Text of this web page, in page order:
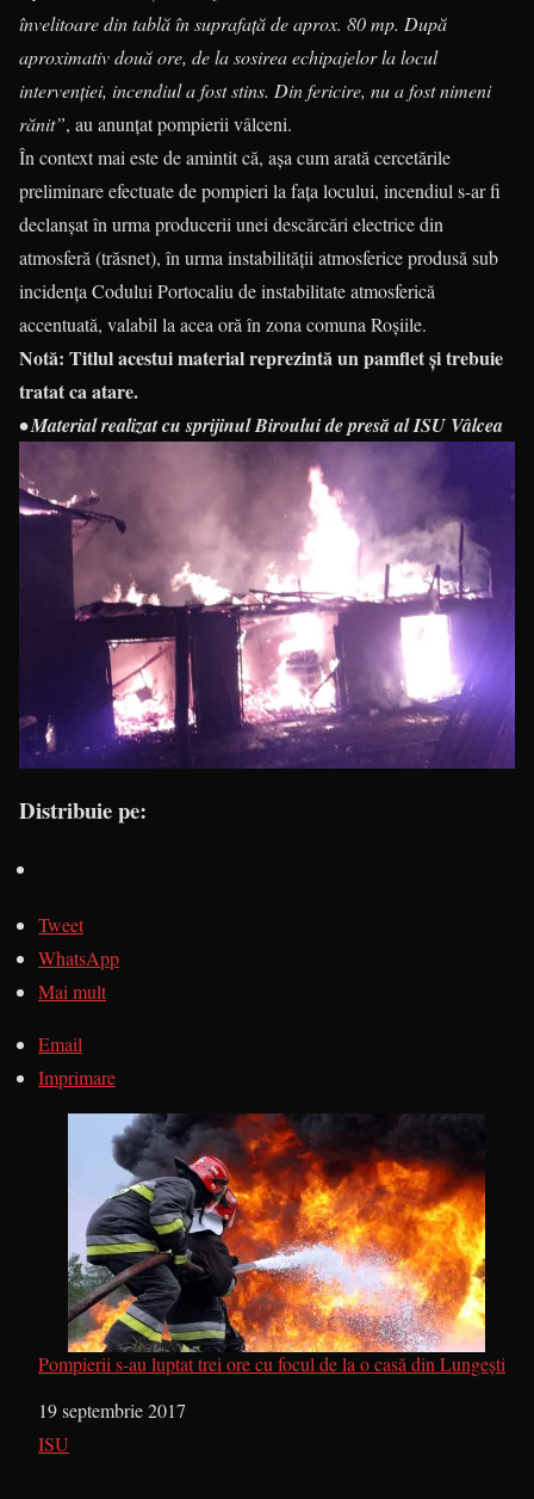
învelitoare din tablă în suprafață de aprox. 80 mp. După
aproximativ două ore, de la sosirea echipajelor la locul
intervenției, incendiul a fost stins. Din fericire, nu a fost nimeni
rănit”, au anunțat pompierii vâlceni.
În context mai este de amintit că, așa cum arată cercetările
preliminare efectuate de pompieri la fața locului, incendiul s-ar fi
declanșat în urma producerii unei descărcări electrice din
atmosferă (trăsnet), în urma instabilității atmosferice produsă sub
incidența Codului Portocaliu de instabilitate atmosferică
accentuată, valabil la acea oră în zona comuna Roșiile.
Notă: Titlul acestui material reprezintă un pamflet și trebuie
tratat ca atare.
• Material realizat cu sprijinul Biroului de presă al ISU Vâlcea
Distribuie pe:
Tweet
WhatsApp
Mai mult
Email
Imprimare
Pompierii s-au luptat trei ore cu focul de la o casă din Lungești
Dată
19 septembrie 2017
În legătură cu
ISU